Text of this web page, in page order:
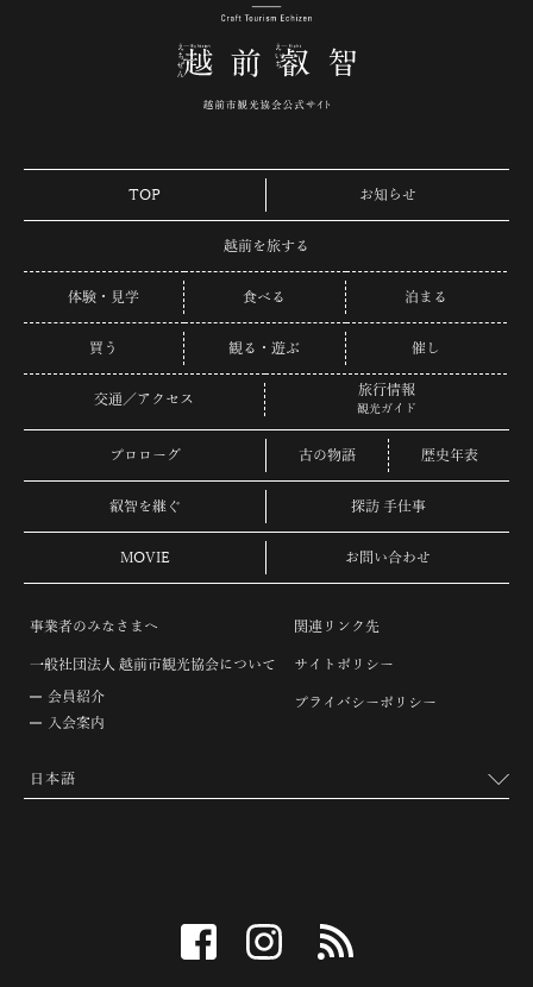
TOP お知らせ
越前を旅する
体験・見学 食べる 泊まる
買う 観る・遊ぶ 催し
交通／アクセス
旅行情報
観光ガイド
プロローグ 古の物語 歴史年表
叡智を継ぐ 探訪 手仕事
MOVIE お問い合わせ
事業者のみなさまへ
一般社団法人 越前市観光協会について
会員紹介
入会案内
関連リンク先
サイトポリシー
プライバシーポリシー
facebook instagram